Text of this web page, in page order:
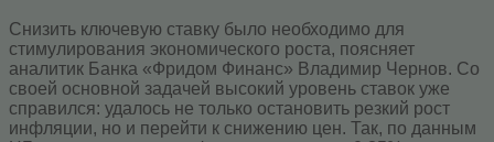
Снизить ключевую ставку было необходимо для
стимулирования экономического роста, поясняет
аналитик Банка «Фридом Финанс» Владимир Чернов. Со
своей основной задачей высокий уровень ставок уже
справился: удалось не только остановить резкий рост
инфляции, но и перейти к снижению цен. Так, по данным